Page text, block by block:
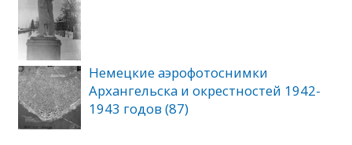
Немецкие аэрофотоснимки
Архангельска и окрестностей 1942-
1943 годов (87)